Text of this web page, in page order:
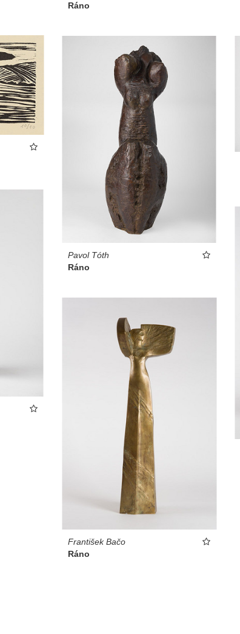
Ráno
Pavol Tóth
Ráno
František Bačo
Ráno